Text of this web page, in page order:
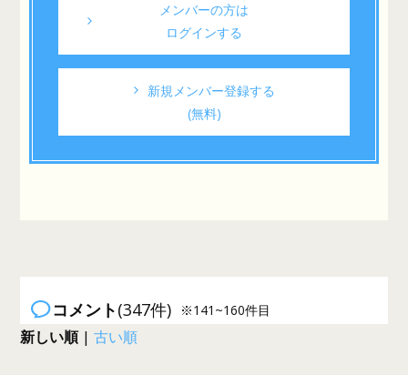
メンバーの方は
ログインする
新規メンバー登録する
(無料)
コメント(347件) ※141~160件目
新しい順|古い順